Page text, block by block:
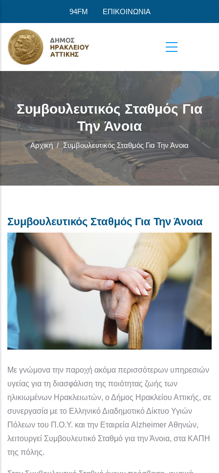
94FM ΕΠΙΚΟΙΝΩΝΙΑ
Συμβουλευτικός Σταθμός Για
Την Άνοια
Αρχική / Συμβουλευτικός Σταθμός Για Την Άνοια
Συμβουλευτικός Σταθμός Για Την Άνοια
Με γνώμονα την παροχή ακόμα περισσότερων υπηρεσιών
υγείας για τη διασφάλιση της ποιότητας ζωής των
ηλικιωμένων Ηρακλειωτών, ο Δήμος Ηρακλείου Αττικής, σε
συνεργασία με το Ελληνικό Διαδημοτικό Δίκτυο Υγιών
Πόλεων του Π.Ο.Υ. και την Εταιρεία Alzheimer Αθηνών,
λειτουργεί Συμβουλευτικό Σταθμό για την Άνοια, στα ΚΑΠΗ
της πόλης.